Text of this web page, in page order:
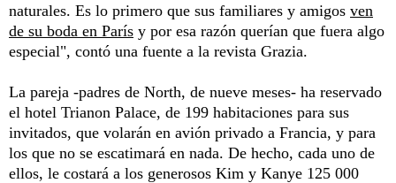
naturales. Es lo primero que sus familiares y amigos ven
de su boda en París y por esa razón querían que fuera algo
especial", contó una fuente a la revista Grazia.
La pareja -padres de North, de nueve meses- ha reservado
el hotel Trianon Palace, de 199 habitaciones para sus
invitados, que volarán en avión privado a Francia, y para
los que no se escatimará en nada. De hecho, cada uno de
ellos, le costará a los generosos Kim y Kanye 125 000